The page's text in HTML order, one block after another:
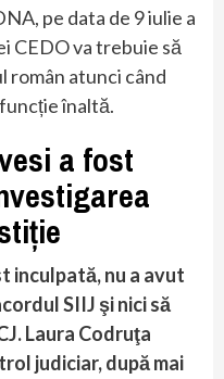
pe data de 9 iulie a
CEDO va trebuie să
român atunci când
înaltă.
a fost
inculpată, nu a avut
SIIJ şi nici să
Laura Codruţa
judiciar, după mai